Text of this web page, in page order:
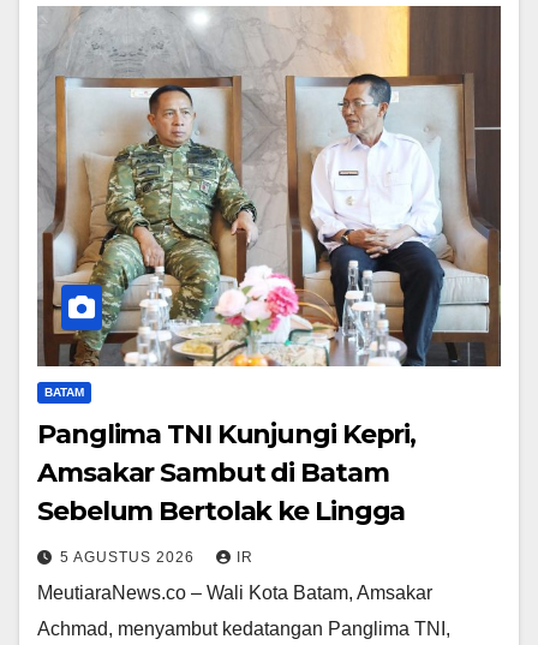
BATAM
Panglima TNI Kunjungi Kepri,
Amsakar Sambut di Batam
Sebelum Bertolak ke Lingga
5 AGUSTUS 2026 IR
MeutiaraNews.co – Wali Kota Batam, Amsakar
Achmad, menyambut kedatangan Panglima TNI,